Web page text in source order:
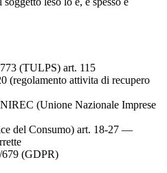
(TULPS) art. 115
(regolamento attivita di recupero
(Unione Nazionale Imprese
del Consumo) art. 18-27 —
679 (GDPR)